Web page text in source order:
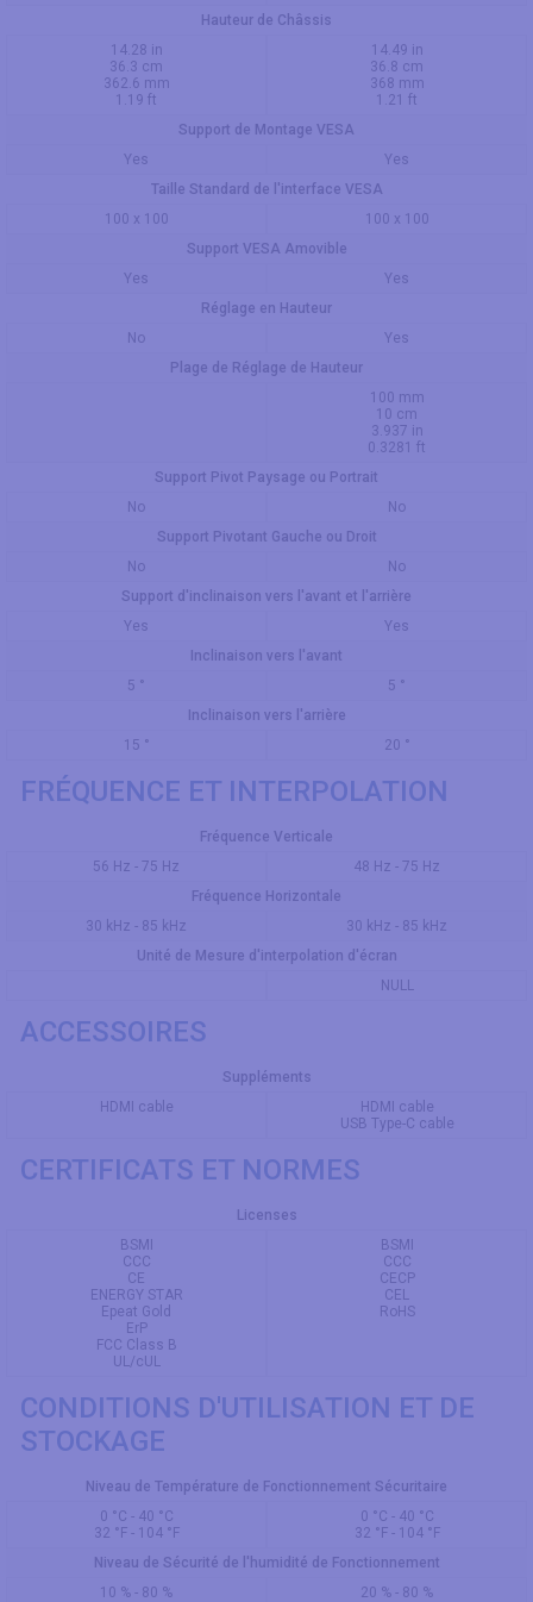
Hauteur de Châssis
14.28 in
36.3 cm
362.6 mm
1.19 ft
14.49 in
36.8 cm
368 mm
1.21 ft
Support de Montage VESA
Yes
Yes
Taille Standard de l'interface VESA
100 x 100
100 x 100
Support VESA Amovible
Yes
Yes
Réglage en Hauteur
No
Yes
Plage de Réglage de Hauteur
100 mm
10 cm
3.937 in
0.3281 ft
Support Pivot Paysage ou Portrait
No
No
Support Pivotant Gauche ou Droit
No
No
Support d'inclinaison vers l'avant et l'arrière
Yes
Yes
Inclinaison vers l'avant
5 °
5 °
Inclinaison vers l'arrière
15 °
20 °
FRÉQUENCE ET INTERPOLATION
Fréquence Verticale
56 Hz - 75 Hz
48 Hz - 75 Hz
Fréquence Horizontale
30 kHz - 85 kHz
30 kHz - 85 kHz
Unité de Mesure d'interpolation d'écran
NULL
ACCESSOIRES
Suppléments
HDMI cable
HDMI cable
USB Type-C cable
CERTIFICATS ET NORMES
Licenses
BSMI
CCC
CE
ENERGY STAR
Epeat Gold
ErP
FCC Class B
UL/cUL
BSMI
CCC
CECP
CEL
RoHS
CONDITIONS D'UTILISATION ET DE
STOCKAGE
Niveau de Température de Fonctionnement Sécuritaire
0 °C - 40 °C
32 °F - 104 °F
0 °C - 40 °C
32 °F - 104 °F
Niveau de Sécurité de l'humidité de Fonctionnement
10 % - 80 %
20 % - 80 %